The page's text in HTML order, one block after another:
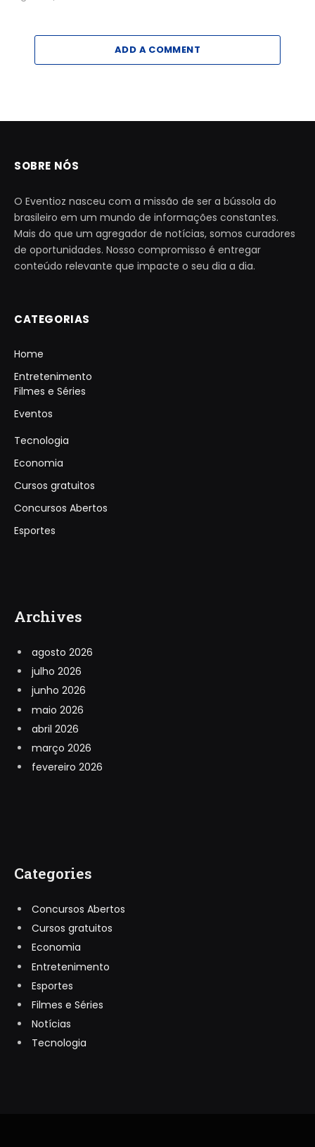
ADD A COMMENT
SOBRE NÓS
O Eventioz nasceu com a missão de ser a bússola do
brasileiro em um mundo de informações constantes.
Mais do que um agregador de notícias, somos curadores
de oportunidades. Nosso compromisso é entregar
conteúdo relevante que impacte o seu dia a dia.
CATEGORIAS
Home
Entretenimento
Filmes e Séries
Eventos
Tecnologia
Economia
Cursos gratuitos
Concursos Abertos
Esportes
Archives
agosto 2026
julho 2026
junho 2026
maio 2026
abril 2026
março 2026
fevereiro 2026
Categories
Concursos Abertos
Cursos gratuitos
Economia
Entretenimento
Esportes
Filmes e Séries
Notícias
Tecnologia